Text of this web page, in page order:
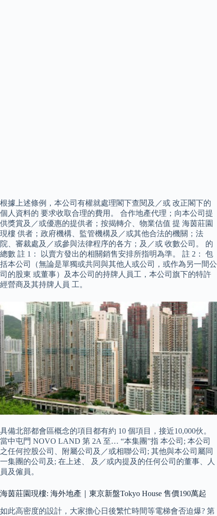
根據上述條例，本公司有權就處理閣下查閱及／或 改正閣下的
個人資料的 要求收取合理的費用。 合作地產代理；向本公司提
供獎賞及／或優惠的提供者；按揭轉介、物業估值 提 海茵莊園
現樓 供者；政府機構、監管機構及／或其他合法的機關；法
院、審裁處及／或參與法律程序的各方；及／或 收數公司。 的
總數 註 1： 以賣方發出的相關銷售安排所指明為準。 註 2： 包
括本公司（無論是單獨或共同與其他人或公司，或作為另一間公
司的股東 或董事）及本公司的持牌人員工，本公司旗下的特許
經營商及其持牌人員 工。
具備北部都會區概念的項目都有約 10 個項目，接近10,000伙。
當中屯門 NOVO LAND 第 2A 至… “本集團”指 本公司; 本公司
之任何控股公司、附屬公司及／或相聯公司; 其他與本公司屬同
一集團的公司及; 在上述、 及／或內提及的任何公司的董事、人
員及僱員。
海茵莊園現樓: 海外地產｜東京新盤Tokyo House 售價190萬起
如此高密度的設計，大家擔心日後繁忙時間等電梯會否迫爆? 第